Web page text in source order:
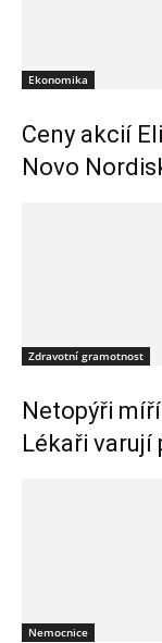
Ekonomika
Ceny akcií
Novo
Zdravotní gramotnost
Netopýři
Lékaři varují
Nemocnice